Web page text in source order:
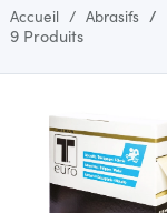
Accueil Abrasifs
9 Produits